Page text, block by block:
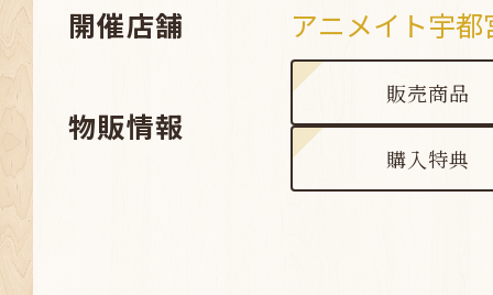
開催店舗
アニメイト宇都
物販情報
販売商品
購入特典